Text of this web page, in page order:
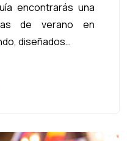
encontrarás una
de verano en
diseñados…